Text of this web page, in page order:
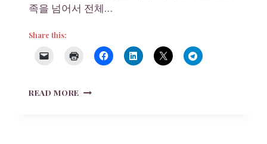
족을 넘어서 전체…
Share this:
READ MORE